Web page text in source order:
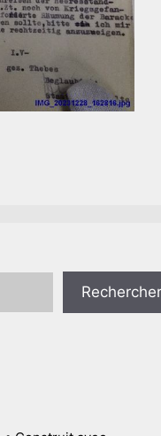
Rechercher